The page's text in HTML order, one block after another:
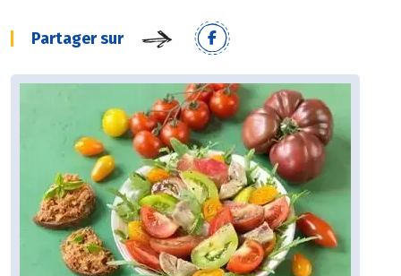
Partager sur